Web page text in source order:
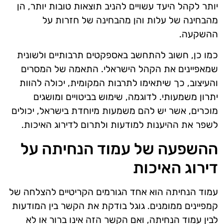
יותר לקהל היעד עשויים להניב תוצאות טובות יותר, הן
מהבחינה של עלות והן מהבחינה של חזרות על
ההשקעה.
כמו כן, חשוב להתחשב באספקטים תרבותיים ולשונית
שמאפיינים את הקהל הישראלי. התאמה של המסרים
והעיצוב, כך שיתאימו לתרבות המקומית, יכולה להוות
יתרון משמעותי. לדוגמה, שימוש בביטויים ומושגים
מוכרים, אשר יש להם משמעות מיוחדת בישראל, יכולים
לשפר את ההיענות למודעות ולתרום לדירוג האיכות.
ההשפעה של עמוד הנחיתה על
דירוג האיכות
עמוד הנחיתה הוא אחד הגורמים הקריטיים להצלחה של
קמפיינים ממומנים. גוגל בודקת את הקשר בין המודעות
לבין עמוד הנחיתה, ואם הקשר הזה אינו ברור או לא